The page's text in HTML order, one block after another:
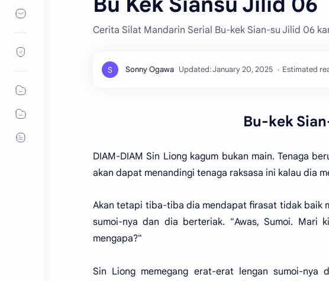
Cerita Silat Mandarin Serial Bu-kek Sian-su Jilid 06
Estimated
Bu-kek
DIAM-DIAM Sin Liong kagum bukan main. Tenaga
akan dapat menandingi tenaga raksasa ini kalau dia
Akan tetapi tiba-tiba dia mendapat firasat tidak baik
sumoi-nya dan dia berteriak. "Awas, Sumoi. Mari
mengapa?"
Sin Liong memegang erat-erat lengan sumoi-